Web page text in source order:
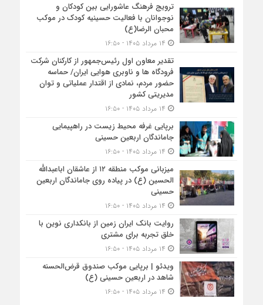
ترویج فرهنگ عاشورایی بین کودکان و
نوجوانان با فعالیت حسینیه کودک در موکب
محبان الرضا(ع)
تقدیر معاون اول رئیس‌جمهور از کارکنان شرکت
فرودگاه ها و ناوبری هوایی ایران/ حماسه
حضور مردم، نمادی از اقتدار عملیاتی و توان
مدیریتی کشور
برپایی غرفه محیط زیست در راهپیمایی
جاماندگان اربعین حسینی
میزبانی موکب منطقه ۱۲ از عاشقان اباعبدالله
الحسین (ع) در پیاده روی جاماندگان اربعین
حسینی
روایت بانک ایران زمین از بانکداری نوین با
خلق تجربه برای مشتری
ویدئو | برپایی موکب صندوق قرض‌الحسنه
شاهد در اربعین حسینی (ع)